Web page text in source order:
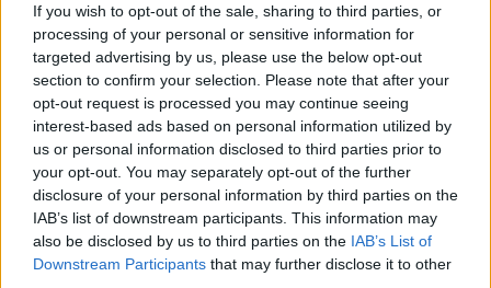
If you wish to opt-out of the sale, sharing to third parties, or
processing of your personal or sensitive information for
targeted advertising by us, please use the below opt-out
section to confirm your selection. Please note that after your
opt-out request is processed you may continue seeing
interest-based ads based on personal information utilized by
us or personal information disclosed to third parties prior to
your opt-out. You may separately opt-out of the further
disclosure of your personal information by third parties on the
IAB’s list of downstream participants. This information may
also be disclosed by us to third parties on the IAB’s List of
Downstream Participants that may further disclose it to other
Impara come i Metodi Happy Child possono trasformare
l'infanzia in un viaggio di crescita e felicità.
AiAdhubMedia · 28 Ott 2025
NEWS E ATTUALITÀ